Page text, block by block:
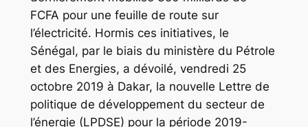
FCFA pour une feuille de route sur
l’électricité. Hormis ces initiatives, le
Sénégal, par le biais du ministère du Pétrole
et des Energies, a dévoilé, vendredi 25
octobre 2019 à Dakar, la nouvelle Lettre de
politique de développement du secteur de
l’énergie (LPDSE) pour la période 2019-